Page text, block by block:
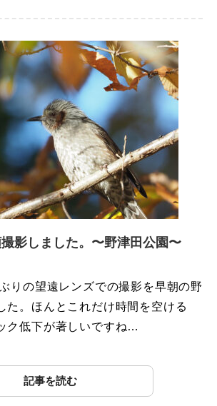
影しました。〜野津田公園〜
りの望遠レンズでの撮影を早朝の野
た。ほんとこれだけ時間を空ける
ク低下が著しいですね…
記事を読む